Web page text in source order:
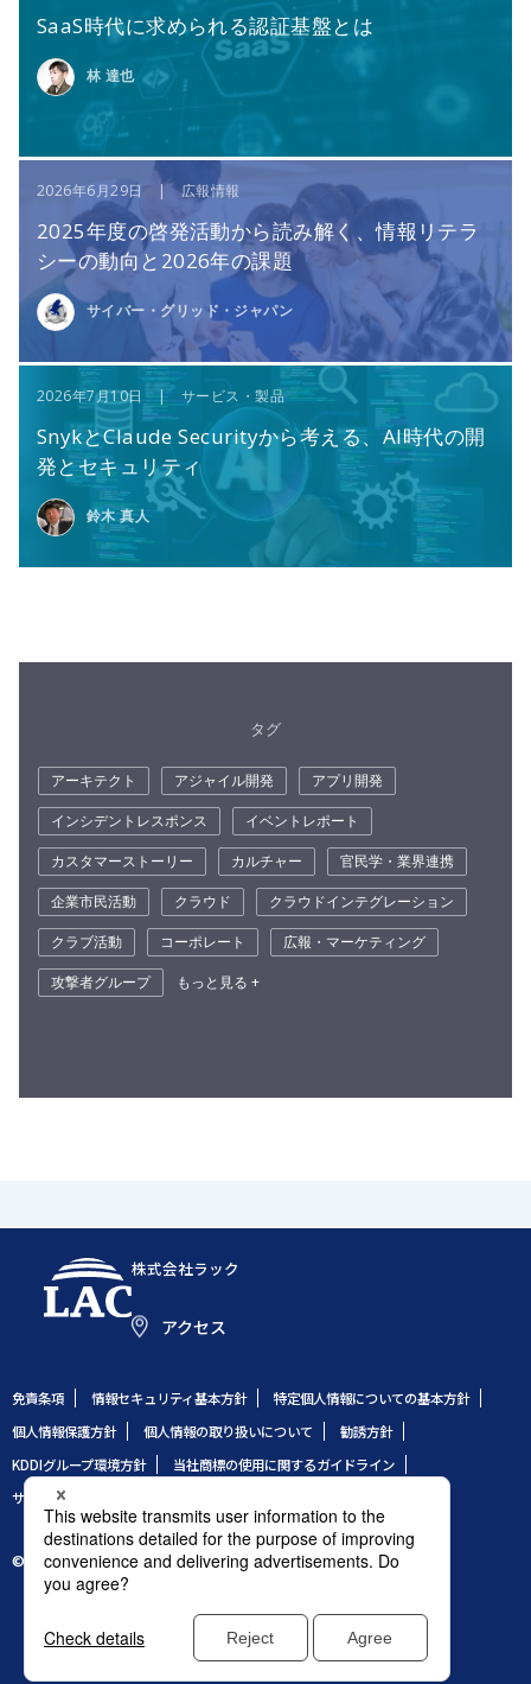
SaaS時代に求められる認証基盤とは
林 達也
2026年6月29日 | 広報情報
2025年度の啓発活動から読み解く、情報リテラ
シーの動向と2026年の課題
サイバー・グリッド・ジャパン
2026年7月10日 | サービス・製品
SnykとClaude Securityから考える、AI時代の開
発とセキュリティ
鈴木 真人
タグ
アーキテクト アジャイル開発
アプリ開発
インシデントレスポンス
イベントレポート
カスタマーストーリー
カルチャー
官民学・業界連携
企業市民活動
クラウド
クラウドインテグレーション
クラブ活動
コーポレート
広報・マーケティング
攻撃者グループ
もっと見る +
株式会社ラック
アクセス
免責条項 情報セキュリティ基本方針
特定個人情報についての基本方針
個人情報保護方針
個人情報の取り扱いについて
勧誘方針
KDDIグループ環境方針
当社商標の使用に関するガイドライン
サイトのご利用条件
© 1995 LAC Co., Ltd.